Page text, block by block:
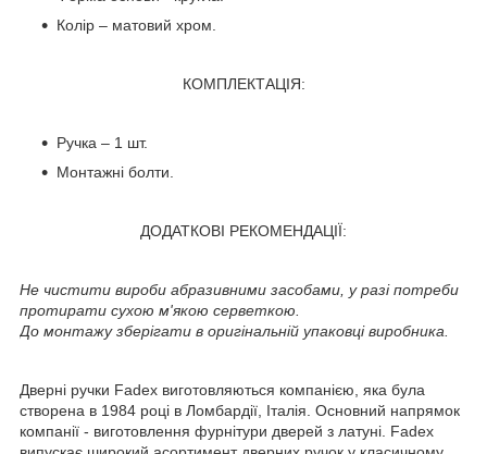
Колір – матовий хром.
КОМПЛЕКТАЦІЯ:
Ручка – 1 шт.
Монтажні болти.
ДОДАТКОВІ РЕКОМЕНДАЦІЇ:
Не чистити вироби абразивними засобами, у разі потреби
протирати сухою м'якою серветкою.
До монтажу зберігати в оригінальній упаковці виробника.
Дверні ручки Fadex виготовляються компанією, яка була
створена в 1984 році в Ломбардії, Італія. Основний напрямок
компанії - виготовлення фурнітури дверей з латуні. Fadex